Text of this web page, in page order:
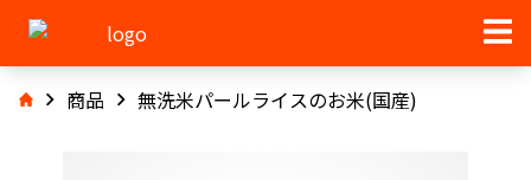
商品 無洗米パールライスのお米(国産)